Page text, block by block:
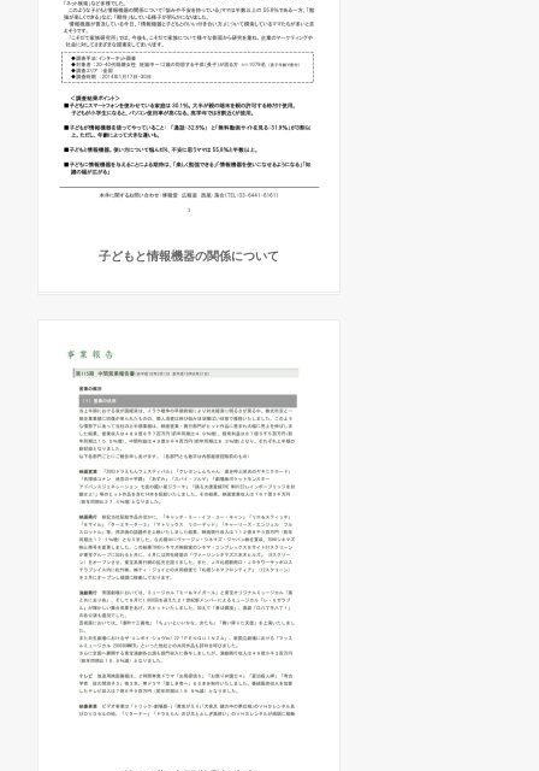
子どもと情報機器の関係について